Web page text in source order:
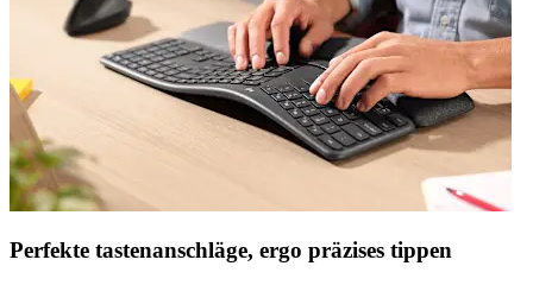
Perfekte tastenanschläge, ergo präzises tippen